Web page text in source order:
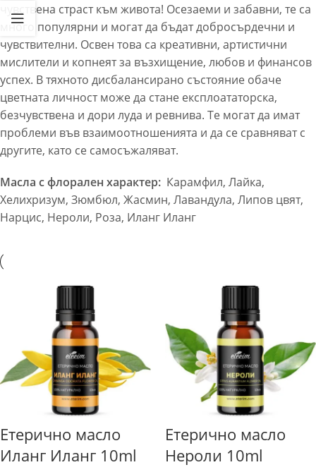
чувствена страст към живота! Осезаеми и забавни, те са
много популярни и могат да бъдат добросърдечни и
чувствителни. Освен това са креативни, артистични
мислители и копнеят за възхищение, любов и финансов
успех. В тяхното дисбалансирано състояние обаче
цветната личност може да стане експлоататорска,
безчувствена и дори луда и ревнива. Те могат да имат
проблеми във взаимоотношенията и да се сравняват с
другите, като се самосъжаляват.
Масла с флорален характер: Карамфил, Лайка,
Хелихризум, Зюмбюл, Жасмин, Лавандула, Липов цвят,
Нарцис, Нероли, Роза, Иланг Иланг
Етерично масло
Иланг Иланг 10ml
Етерично масло
Нероли 10ml